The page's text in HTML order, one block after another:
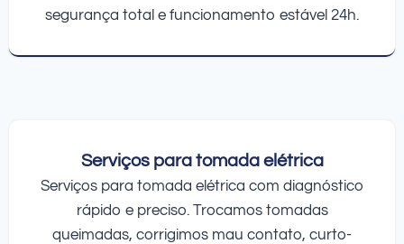
segurança total e funcionamento estável 24h.
Serviços para tomada elétrica
Serviços para tomada elétrica com diagnóstico
rápido e preciso. Trocamos tomadas
queimadas, corrigimos mau contato, curto-